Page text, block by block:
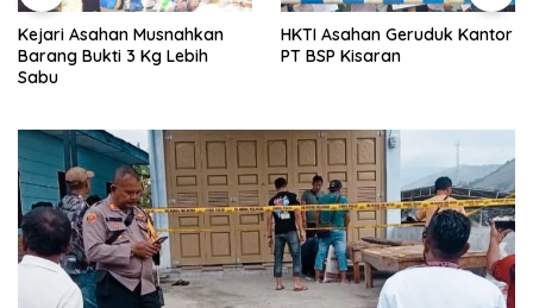
HKTI Asahan Geruduk Kantor
PT BSP Kisaran
Menyambut HUT ke-81 RI
2026, Warga Lingkungan 3